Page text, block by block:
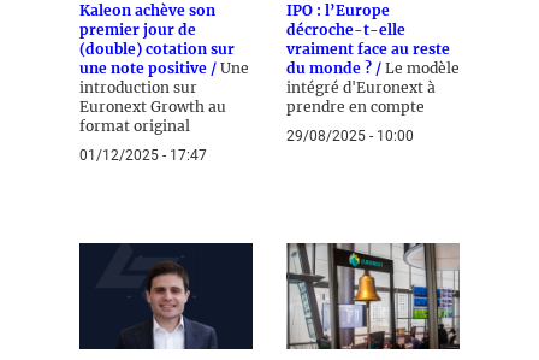
Kaleon achève son
premier jour de
(double) cotation sur
une note positive / Une
introduction sur
Euronext Growth au
format original
01/12/2025 - 17:47
IPO : l’Europe
décroche-t-elle
vraiment face au reste
du monde ? / Le modèle
intégré d'Euronext à
prendre en compte
29/08/2025 - 10:00